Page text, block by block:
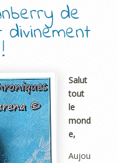
de
Salut
tout
le
mond
e,
Aujou